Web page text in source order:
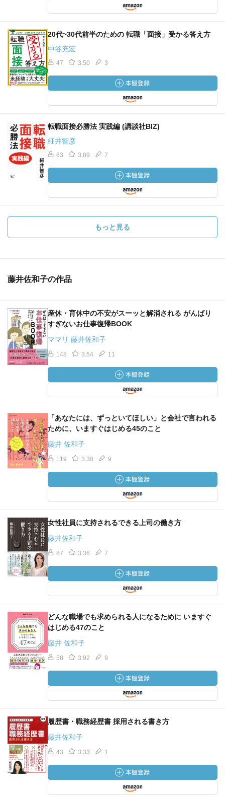
20代~30代前半のための 転職「面接」受かる答え方
中谷充宏
47 3.50 3
転職面接必勝法 実践編 (講談社BIZ)
細井智彦
63 3.89 7
もっと見る
藤井佐和子の作品
産休・育休中の不安がスーッと解消される がんばり
すぎないお仕事復帰BOOK
ママリ 藤井佐和子
148 3.54 11
「あなたには、ずっといてほしい」と会社で言われる
ために、いますぐはじめる45のこと
藤井 佐和子
119 3.30 9
女性社員に支持されるできる上司の働き方
藤井佐和子
87 3.36 7
どんな職場でも求められる人になるために いますぐ
はじめる47のこと
藤井 佐和子
58 3.92 9
履歴書・職務経歴書 採用される書き方
藤井佐和子
43 3.33 1